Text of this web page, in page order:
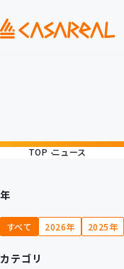
プロダクト開発支援
定型コース
TOP ニュース
年
すべて 2026年 2025年
カテゴリ